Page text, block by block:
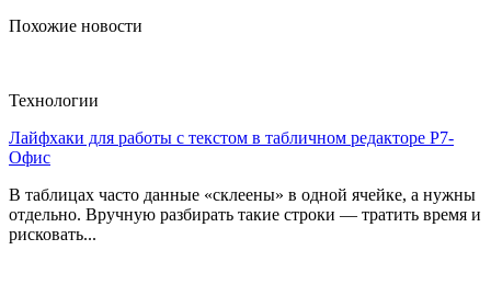
Похожие новости
Технологии
Лайфхаки для работы с текстом в табличном редакторе Р7-
Офис
В таблицах часто данные «склеены» в одной ячейке, а нужны
отдельно. Вручную разбирать такие строки — тратить время и
рисковать...